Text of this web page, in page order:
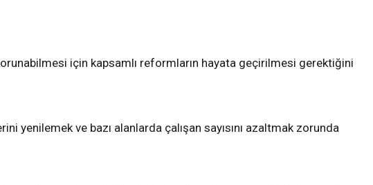
için kapsamlı reformların hayata geçirilmesi gerektiğini
yenilemek ve bazı alanlarda çalışan sayısını azaltmak zorunda